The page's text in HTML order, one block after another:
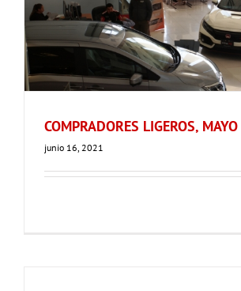
COMPRADORES LIGEROS,
junio 16, 2021